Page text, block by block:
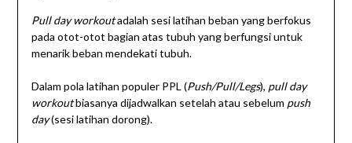
Pull day workoutadalah sesi latihan beban yang berfokus
pada otot-otot bagian atas tubuh yang berfungsi untuk
menarik beban mendekati tubuh.
Dalam pola latihan populer PPL (Push/Pull/Legs), pull day
workoutbiasanya dijadwalkan setelah atau sebelum push
day(sesi latihan dorong).